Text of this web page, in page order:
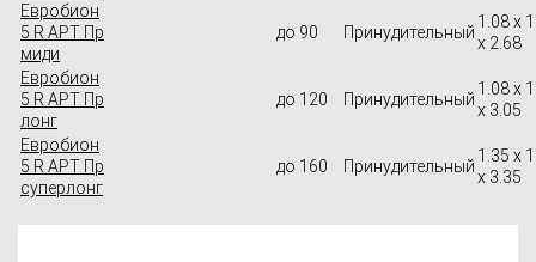
Евробион
5 R АРТ Пр
миди
до 90 Принудительный
1.08 x
x 2.68
Евробион
5 R АРТ Пр
лонг
до 120 Принудительный
1.08 x
x 3.05
Евробион
5 R АРТ Пр
суперлонг
до 160 Принудительный
1.35 x
x 3.35